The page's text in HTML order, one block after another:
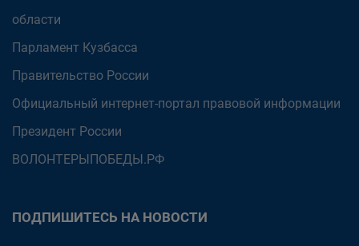
области
Парламент Кузбасса
Правительство России
Официальный интернет-портал правовой информации
Президент России
ВОЛОНТЕРЫПОБЕДЫ.РФ
ПОДПИШИТЕСЬ НА НОВОСТИ